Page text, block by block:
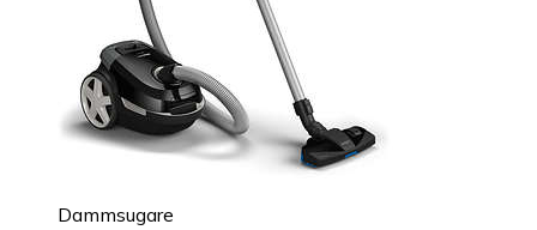
Dammsugare